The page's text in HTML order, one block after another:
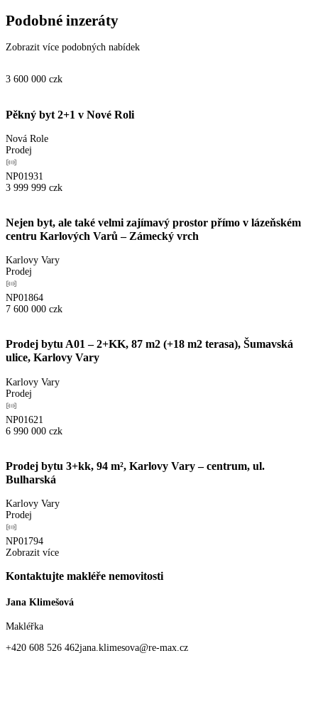
Podobné inzeráty
Zobrazit více podobných nabídek
3 600 000 czk
Pěkný byt 2+1 v Nové Roli
Nová Role
Prodej
NP01931
3 999 999 czk
Nejen byt, ale také velmi zajímavý prostor přímo v lázeňském
centru Karlových Varů – Zámecký vrch
Karlovy Vary
Prodej
NP01864
7 600 000 czk
Prodej bytu A01 – 2+KK, 87 m2 (+18 m2 terasa), Šumavská
ulice, Karlovy Vary
Karlovy Vary
Prodej
NP01621
6 990 000 czk
Prodej bytu 3+kk, 94 m², Karlovy Vary – centrum, ul.
Bulharská
Karlovy Vary
Prodej
NP01794
Zobrazit více
Kontaktujte makléře nemovitosti
Jana Klimešová
Makléřka
+420 608 526 462jana.klimesova@re-max.cz